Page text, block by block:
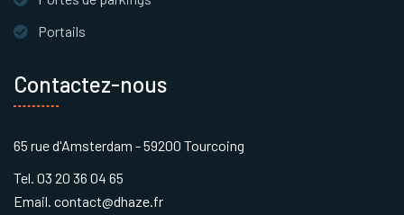
Portails
Contactez-nous
65 rue d'Amsterdam - 59200 Tourcoing
Tel. 03 20 36 04 65
Email. contact@dhaze.fr